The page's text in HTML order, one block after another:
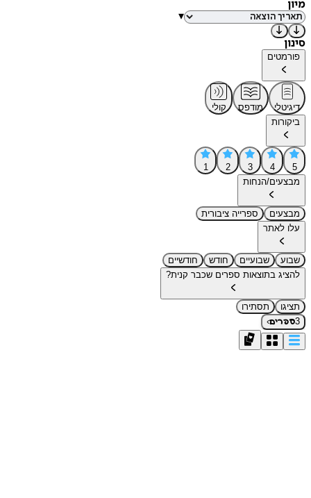
מיון
▾
סינון
פורמטים
דיגיטלי מודפס
קולי
ביקורות
5
4
3
2
1
מבצעים/הנחות
מבצעים
ספרייה ציבורית
עלו לאתר
שבוע שבועיים חודש
חודשיים
להציג בתוצאות ספרים שכבר קנית?
תציגו
תסתירו
3ספרים›